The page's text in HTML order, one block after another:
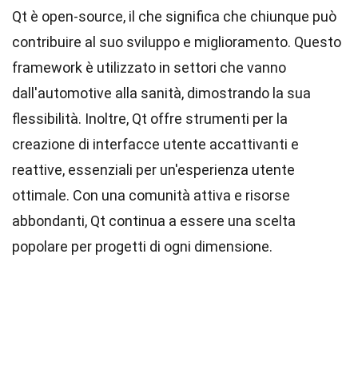
Qt è open-source, il che significa che chiunque può
contribuire al suo sviluppo e miglioramento. Questo
framework è utilizzato in settori che vanno
dall'automotive alla sanità, dimostrando la sua
flessibilità. Inoltre, Qt offre strumenti per la
creazione di interfacce utente accattivanti e
reattive, essenziali per un'esperienza utente
ottimale. Con una comunità attiva e risorse
abbondanti, Qt continua a essere una scelta
popolare per progetti di ogni dimensione.